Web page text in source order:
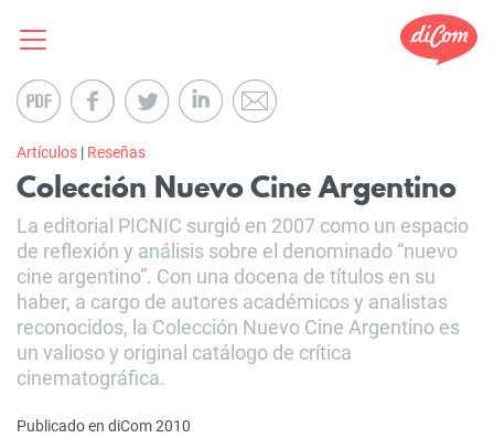
Artículos | Reseñas
Colección Nuevo Cine Argentino
La editorial PICNIC surgió en 2007 como un espacio
de reflexión y análisis sobre el denominado “nuevo
cine argentino”. Con una docena de títulos en su
haber, a cargo de autores académicos y analistas
reconocidos, la Colección Nuevo Cine Argentino es
un valioso y original catálogo de crítica
cinematográfica.
Publicado en diCom 2010